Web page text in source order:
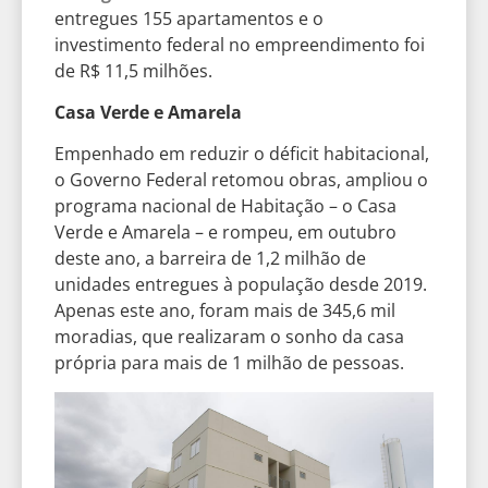
entregues 155 apartamentos e o
investimento federal no empreendimento foi
de R$ 11,5 milhões.
Casa Verde e Amarela
Empenhado em reduzir o déficit habitacional,
o Governo Federal retomou obras, ampliou o
programa nacional de Habitação – o Casa
Verde e Amarela – e rompeu, em outubro
deste ano, a barreira de 1,2 milhão de
unidades entregues à população desde 2019.
Apenas este ano, foram mais de 345,6 mil
moradias, que realizaram o sonho da casa
própria para mais de 1 milhão de pessoas.